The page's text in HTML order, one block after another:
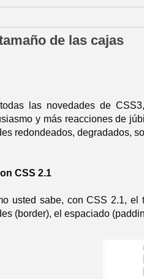
de las cajas
las novedades de
y más reacciones de
redondeados, degradados,
CSS 2.1
usted sabe, con CSS 2.1, el
(border), el espaciado